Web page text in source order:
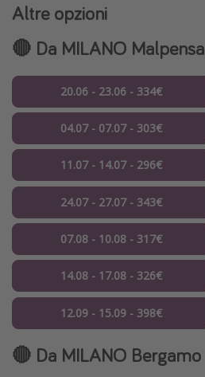
Altre opzioni
🔴 Da MILANO Malpensa
20.06 - 23.06 - 334€
04.07 - 07.07 - 303€
11.07 - 14.07 - 296€
24.07 - 27.07 - 343€
07.08 - 10.08 - 317€
14.08 - 17.08 - 326€
12.09 - 15.09 - 398€
🔴 Da MILANO Bergamo